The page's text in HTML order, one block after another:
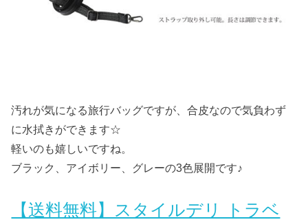
汚れが気になる旅行バッグですが、合皮なので気負わず
に水拭きができます☆
軽いのも嬉しいですね。
ブラック、アイボリー、グレーの3色展開です♪
【送料無料】スタイルデリ トラベ